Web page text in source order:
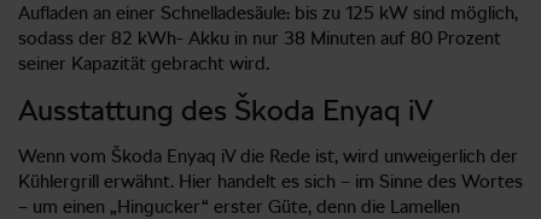
Aufladen an einer Schnelladesäule: bis zu 125 kW sind möglich,
sodass der 82 kWh- Akku in nur 38 Minuten auf 80 Prozent
seiner Kapazität gebracht wird.
Ausstattung des Škoda Enyaq iV
Wenn vom Škoda Enyaq iV die Rede ist, wird unweigerlich der
Kühlergrill erwähnt. Hier handelt es sich – im Sinne des Wortes
– um einen „Hingucker“ erster Güte, denn die Lamellen